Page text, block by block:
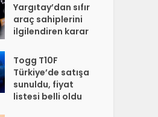
Yargıtay’dan sıfır
araç sahiplerini
ilgilendiren karar
Togg T10F
Türkiye’de satışa
sunuldu, fiyat
listesi belli oldu